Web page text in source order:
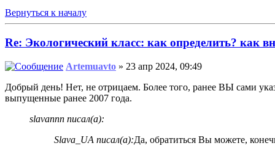
Вернуться к началу
Re: Экологический класс: как определить? как
Artemuavto » 23 апр 2024, 09:49
Добрый день! Нет, не отрицаем. Более того, ранее ВЫ сами
выпущенные ранее 2007 года.
slavannn писал(а):
Slava_UA писал(а):Да, обратиться Вы можете,